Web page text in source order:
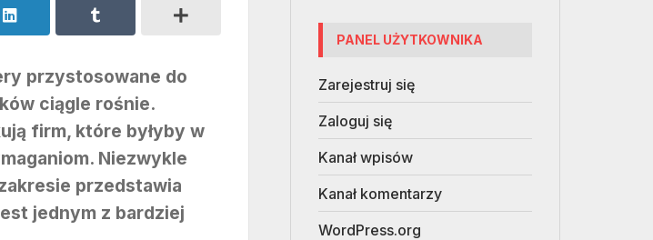
przystosowane do
ciągle rośnie.
firm, które byłyby w
Niezwykle
przedstawia
jednym z bardziej
PANEL UŻYTKOWNIKA
Zarejestruj się
Zaloguj się
Kanał wpisów
Kanał komentarzy
WordPress.org